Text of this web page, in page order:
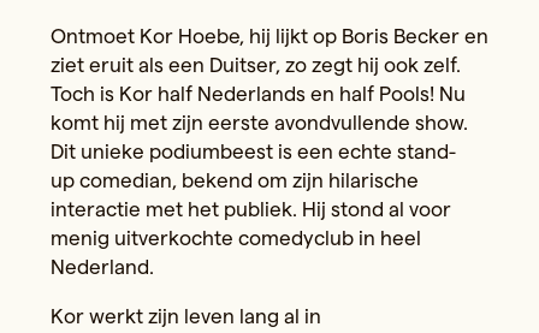
Ontmoet Kor Hoebe, hij lijkt op Boris Becker en
ziet eruit als een Duitser, zo zegt hij ook zelf.
Toch is Kor half Nederlands en half Pools! Nu
komt hij met zijn eerste avondvullende show.
Dit unieke podiumbeest is een echte stand-
up comedian, bekend om zijn hilarische
interactie met het publiek. Hij stond al voor
menig uitverkochte comedyclub in heel
Nederland.
Kor werkt zijn leven lang al in